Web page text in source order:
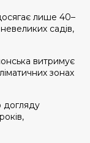
лише 40–
садів,
витримує
зонах
догляду